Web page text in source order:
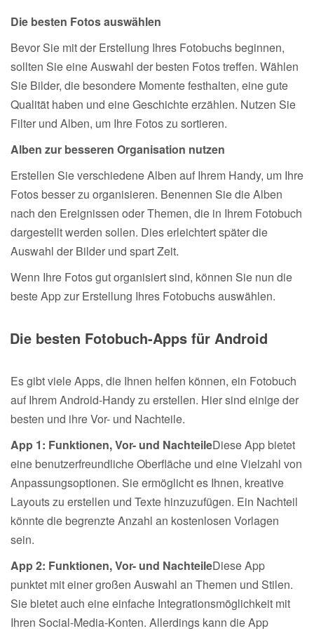
Die besten Fotos auswählen
Bevor Sie mit der Erstellung Ihres Fotobuchs beginnen,
sollten Sie eine Auswahl der besten Fotos treffen. Wählen
Sie Bilder, die besondere Momente festhalten, eine gute
Qualität haben und eine Geschichte erzählen. Nutzen Sie
Filter und Alben, um Ihre Fotos zu sortieren.
Alben zur besseren Organisation nutzen
Erstellen Sie verschiedene Alben auf Ihrem Handy, um Ihre
Fotos besser zu organisieren. Benennen Sie die Alben
nach den Ereignissen oder Themen, die in Ihrem Fotobuch
dargestellt werden sollen. Dies erleichtert später die
Auswahl der Bilder und spart Zeit.
Wenn Ihre Fotos gut organisiert sind, können Sie nun die
beste App zur Erstellung Ihres Fotobuchs auswählen.
Die besten Fotobuch-Apps für Android
Es gibt viele Apps, die Ihnen helfen können, ein Fotobuch
auf Ihrem Android-Handy zu erstellen. Hier sind einige der
besten und ihre Vor- und Nachteile.
App 1: Funktionen, Vor- und NachteileDiese App bietet
eine benutzerfreundliche Oberfläche und eine Vielzahl von
Anpassungsoptionen. Sie ermöglicht es Ihnen, kreative
Layouts zu erstellen und Texte hinzuzufügen. Ein Nachteil
könnte die begrenzte Anzahl an kostenlosen Vorlagen
sein.
App 2: Funktionen, Vor- und NachteileDiese App
punktet mit einer großen Auswahl an Themen und Stilen.
Sie bietet auch eine einfache Integrationsmöglichkeit mit
Ihren Social-Media-Konten. Allerdings kann die App